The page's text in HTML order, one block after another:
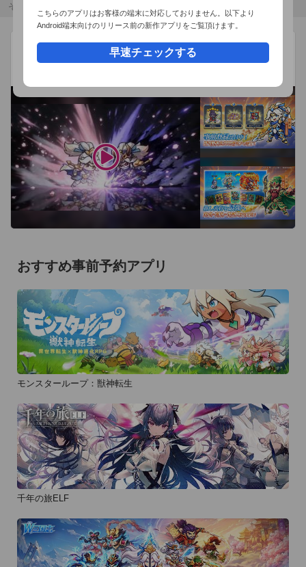
その他のおすすめコンテンツ
W三国志
BYTEFUN GAMES PTE. LTD.
広告
おすすめ事前予約アプリ
モンスターループ：獣神転生
千年の旅ELF
こちらのアプリはお客様の端末に対応しておりません。以下より
Android端末向けのリリース前の新作アプリをご覧頂けます。
早速チェックする